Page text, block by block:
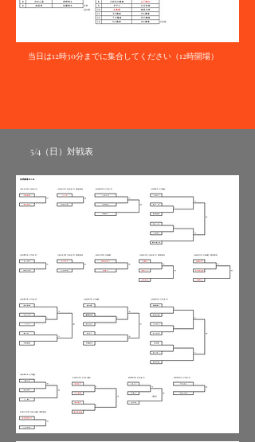
当日は12時30分までに集合してください（12時開場）
5/4（日）​対戦表